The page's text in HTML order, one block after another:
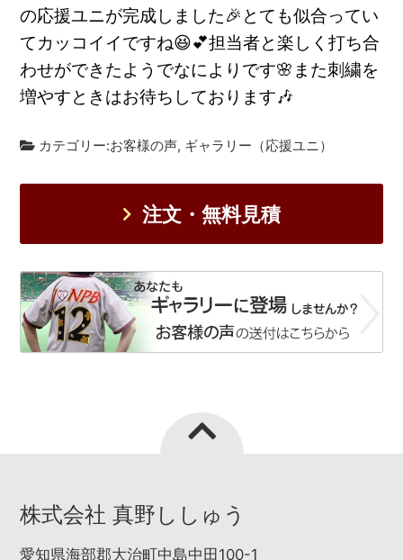
の応援ユニが完成しました🎉とても似合ってい
てカッコイイですね😆💕担当者と楽しく打ち合
わせができたようでなによりです🌸また刺繍を
増やすときはお待ちしております🎶
カテゴリー:お客様の声, ギャラリー（応援ユニ）
注文・無料見積
株式会社 真野ししゅう
愛知県海部郡大治町中島中田100-1